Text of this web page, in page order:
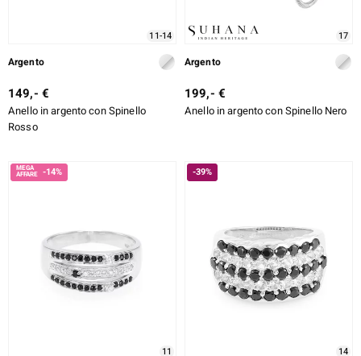
11-14
Argento
149,- €
Anello in argento con Spinello
Rosso
17
Argento
199,- €
Anello in argento con Spinello Nero
-14%
11
-39%
14